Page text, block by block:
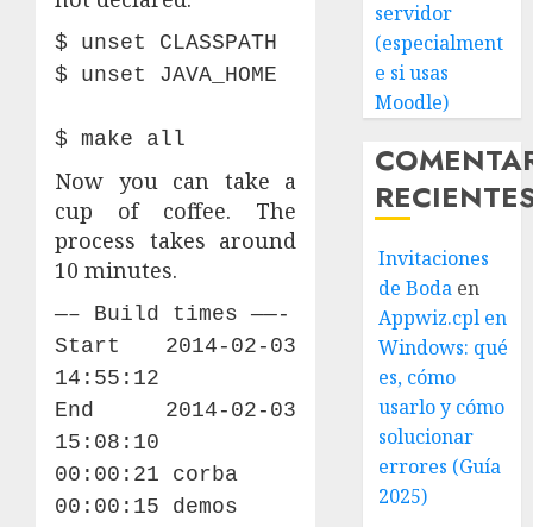
$ unset CLASSPATH
$ unset JAVA_HOME
$ make all
Now you can take a
cup of coffee. The
process takes around
10 minutes.
—– Build times ——-
Start 2014-02-03
14:55:12
End 2014-02-03
15:08:10
00:00:21 corba
00:00:15 demos
servidor
(especialment
e si usas
Moodle)
Invitaciones
de Boda en
Appwiz.cpl en
Windows: qué
es, cómo
usarlo y cómo
solucionar
errores (Guía
2025)